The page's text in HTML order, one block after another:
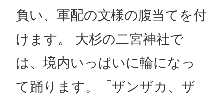
負い、軍配の文様の腹当てを付
けます。 大杉の二宮神社で
は、境内いっぱいに輪になっ
て踊ります。「ザンザカ、ザ